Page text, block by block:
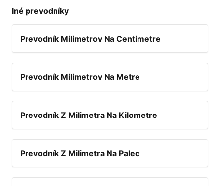
Iné prevodníky
Prevodník Milimetrov Na Centimetre
Prevodník Milimetrov Na Metre
Prevodník Z Milimetra Na Kilometre
Prevodník Z Milimetra Na Palec